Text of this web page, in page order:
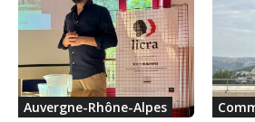
Auvergne-Rhône-Alpes